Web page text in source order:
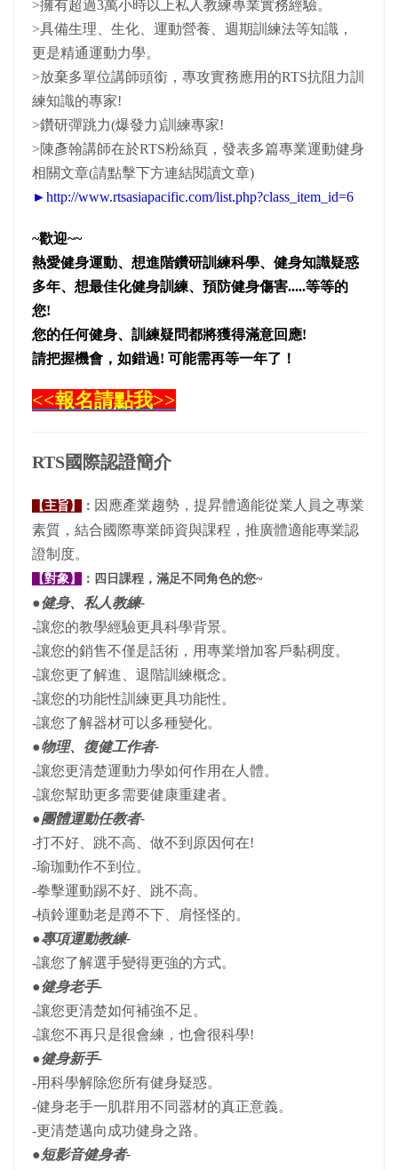
>擁有超過3萬小時以上私人教練專業實務經驗。
>具備生理、生化、運動營養、週期訓練法等知識，
更是精通運動力學。
>放棄多單位講師頭銜，專攻實務應用的RTS抗阻力訓
練知識的專家!
>鑽研彈跳力(爆發力)訓練專家!
>陳彥翰講師在於RTS粉絲頁，發表多篇專業運動健身
相關文章(請點擊下方連結閱讀文章)
►http://www.rtsasiapacific.com/list.php?class_item_id=6
~歡迎~~
熱愛健身運動、想進階鑽研訓練科學、健身知識疑惑
多年、想最佳化健身訓練、預防健身傷害.....等等的
您!
您的任何健身、訓練疑問都將獲得滿意回應!
請把握機會，如錯過! 可能需再等一年了！
<<報名請點我>>
RTS國際認證簡介
【主旨】 ： 因應產業趨勢，提昇體適能從業人員之專業
素質，結合國際專業師資與課程，推廣體適能專業認
證制度。
【對象】 ：四日課程，滿足不同角色的您~
●健身、私人教練-
-讓您的教學經驗更具科學背景。
-讓您的銷售不僅是話術，用專業增加客戶黏稠度。
-讓您更了解進、退階訓練概念。
-讓您的功能性訓練更具功能性。
-讓您了解器材可以多種變化。
●物理、復健工作者-
-讓您更清楚運動力學如何作用在人體。
-讓您幫助更多需要健康重建者。
●團體運動任教者-
-打不好、跳不高、做不到原因何在!
-瑜珈動作不到位。
-拳擊運動踢不好、跳不高。
-槓鈴運動老是蹲不下、肩怪怪的。
●專項運動教練-
-讓您了解選手變得更強的方式。
●健身老手-
-讓您更清楚如何補強不足。
-讓您不再只是很會練，也會很科學!
●健身新手-
-用科學解除您所有健身疑惑。
-健身老手一肌群用不同器材的真正意義。
-更清楚邁向成功健身之路。
●短影音健身者-